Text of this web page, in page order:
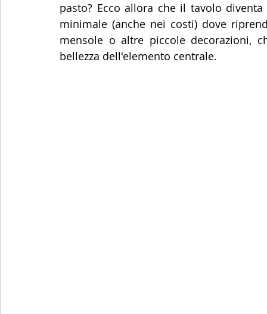
pasto? Ecco allora che il tavolo
minimale (anche nei costi) dove
mensole o altre piccole decorazioni,
bellezza dell'elemento centrale.